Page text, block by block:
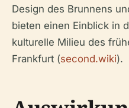
Design des Brunnens
bieten einen Einblick in
kulturelle Milieu des
Frankfurt (second.wiki).